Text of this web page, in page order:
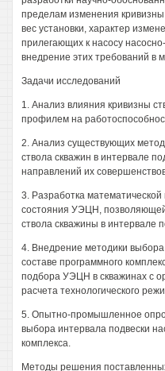
пределам изменения
вес установки, характер
прилегающих к насосу
внедрение этих требований в
Задачи исследований
1. Анализ влияния кривизны
профилем на
2. Анализ существующих
ствола скважин в интервале
направлений их
3. Разработка
состояния УЭЦН,
ствола скважины в интервале
4. Внедрение методики
составе программного
подбора УЭЦН в скважинах с
расчета технологического
5. Опытно-промышленное
выбора интервала подвески
комплекса.
Методы решения